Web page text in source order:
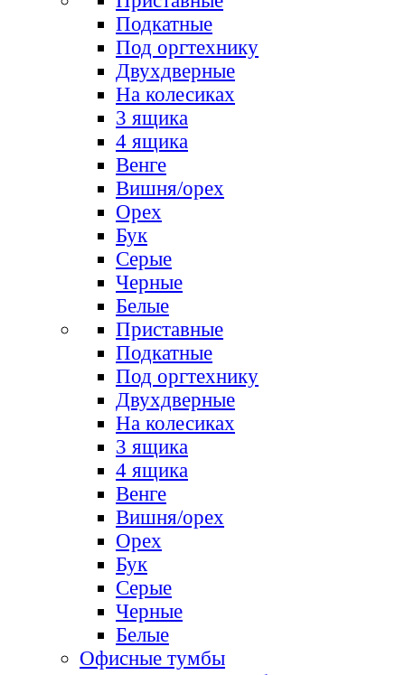
Подкатные
Под оргтехнику
Двухдверные
На колесиках
3 ящика
4 ящика
Венге
Вишня/орех
Орех
Бук
Серые
Черные
Белые
Приставные
Подкатные
Под оргтехнику
Двухдверные
На колесиках
3 ящика
4 ящика
Венге
Вишня/орех
Орех
Бук
Серые
Черные
Белые
Офисные тумбы